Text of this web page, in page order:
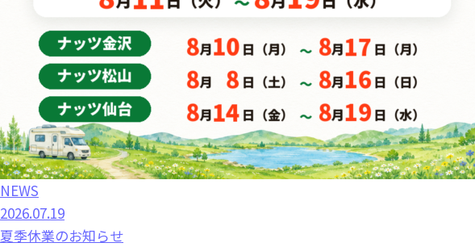
NEWS
2026.07.19
夏季休業のお知らせ